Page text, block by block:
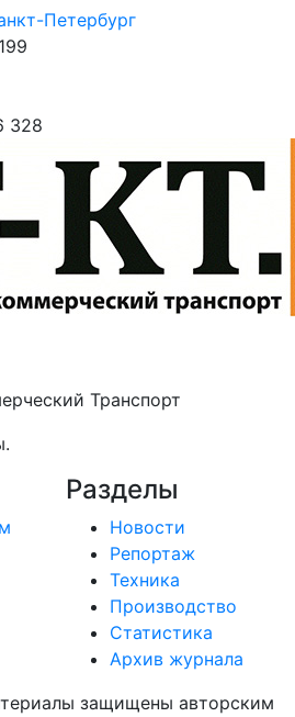
Петербург
199
328
Транспорт
Разделы
Новости
Репортаж
Техника
Производство
Статистика
Архив журнала
защищены авторским